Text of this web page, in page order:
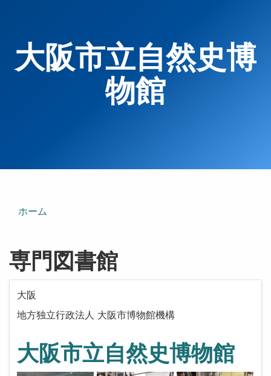
ー
大阪市立自然史博
物館
ホーム
専門図書館
大阪
地方独立行政法人 大阪市博物館機構
大阪市立自然史博物館